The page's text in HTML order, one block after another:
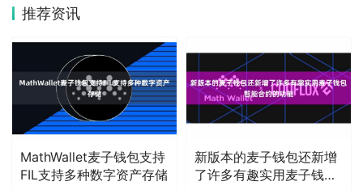
推荐资讯
MathWallet麦子钱包支持
FIL支持多种数字资产存储
新版本的麦子钱包还新增
了许多有趣实用麦子钱包